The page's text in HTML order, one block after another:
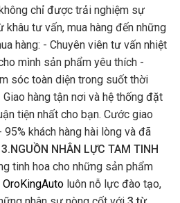
chỉ được trải nghiệm sự
khâu tư vấn, mua hàng đến những
hàng: - Chuyên viên tư vấn nhiệt
mình sản phẩm yêu thích -
sóc toàn diện trong suốt thời
hàng tận nơi và hệ thống đặt
tiện nhất cho bạn. Cước giao
khách hàng hài lòng và đã
3.NGUỒN NHÂN LỰC TAM TINH
tinh hoa cho những sản phẩm
OroKingAuto luôn nỗ lực đào tạo,